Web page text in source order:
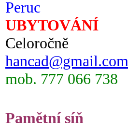
Peruc
UBYTOVÁNÍ
Celoročně
hancad@gmail.com
mob. 777 066 738
Pamětní síň